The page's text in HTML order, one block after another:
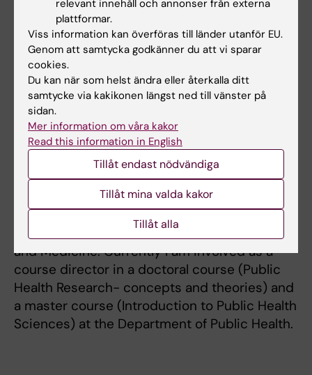
complex care needs can be improved both in
relation to ensuring better coordination
between different care levels and how to
learn from the covid19 pandemic.
Undervisning
I have been involved in several different
courses both as a lecturer, course designer,
and course leader in both Sweden and
Denmark. I have primarily been teaching
students in Public Health Science, Nursing
and Medicine. Currently I am involved as a
course director in a doctoral course (Public
Health Research- concepts and theories) and
a master course (Introduction to Public Health
Sciences) at the Department of Public Health.
relevant innehåll och annonser från externa
plattformar.
Viss information kan överföras till länder utanför EU.
Genom att samtycka godkänner du att vi sparar
cookies.
Du kan när som helst ändra eller återkalla ditt
samtycke via kakikonen längst ned till vänster på
sidan.
Mer information om våra kakor
Read this information in English
Tillåt endast nödvändiga
Tillåt mina valda kakor
Tillåt alla